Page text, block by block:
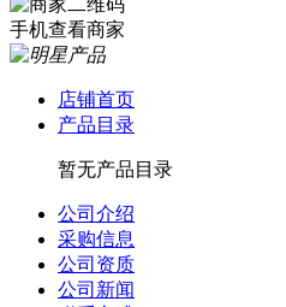
手机查看商家
店铺首页
产品目录
暂无产品目录
公司介绍
采购信息
公司资质
公司新闻